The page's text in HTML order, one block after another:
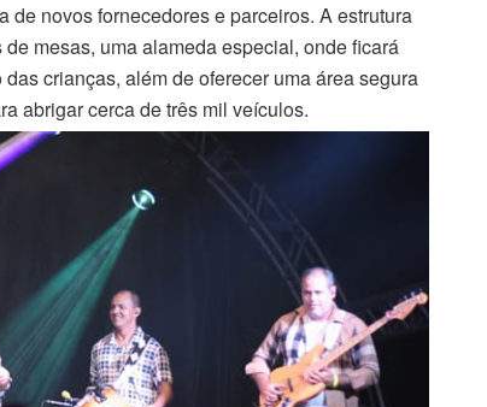
novos fornecedores e parceiros. A estrutura
mesas, uma alameda especial, onde ficará
crianças, além de oferecer uma área segura
abrigar cerca de três mil veículos.